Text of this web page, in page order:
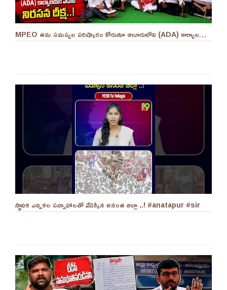
MPEO తమ సమస్యల పరిష్కారం కోరుతూ ఆలూరులోని (ADA) కార్యాలయం ఎదుట దీక్ష ||YES 9TV #kurnool
స్థానిక ఎన్నికల సన్నాహాలతో వేడెక్కిన అనంత జిల్లా ..! #anatapur #sir